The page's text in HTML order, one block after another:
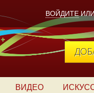
ВОЙДИТЕ ИЛИ
ВИДЕО